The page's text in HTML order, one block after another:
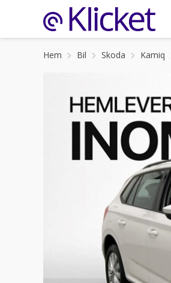
Hem Bil Skoda Kamiq